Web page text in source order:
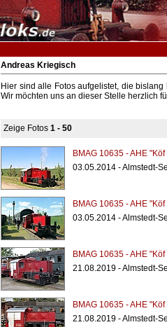
Andreas Kriegisch
Hier sind alle Fotos aufgelistet, die
Wir möchten uns an dieser Stelle herzlich
Zeige Fotos 1 - 50
BMAG 10635 - AHE
03.05.2014 - Almstedt-
BMAG 10635 - AHE
03.05.2014 - Almstedt-
BMAG 10635 - AHE
21.08.2019 - Almstedt-
BMAG 10635 - AHE
21.08.2019 - Almstedt-